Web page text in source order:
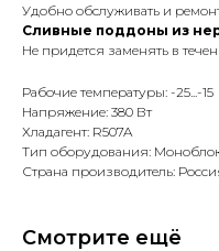
Удобно обслуживать и
Сливные поддоны из
Не придется заменять в
Рабочие температуры: -25...-15
Напряжение: 380 Вт
Хладагент: R507A
Тип оборудования:
Страна производитель:
Смотрите ещё